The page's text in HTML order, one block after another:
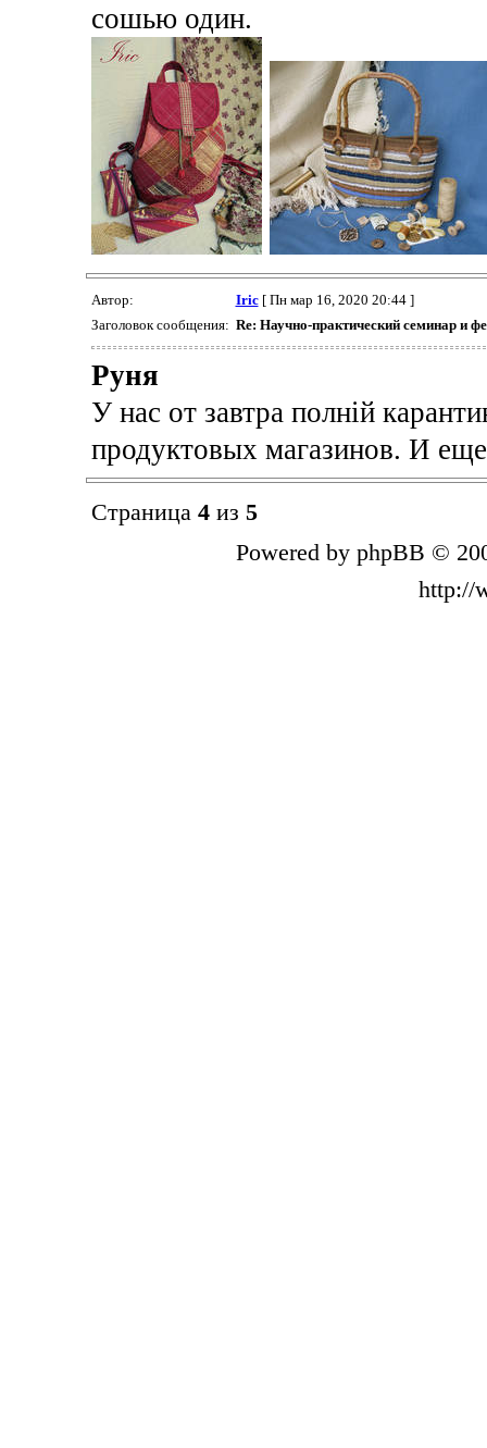
сошью один.
Автор: Iric[ Пн мар 16, 2020 20:44 ]
Заголовок сообщения: Re: Научно-практический семинар и
Руня
У нас от завтра полній
продуктовых магазинов. И
Страница 4из 5
Powered by phpBB ©
http://